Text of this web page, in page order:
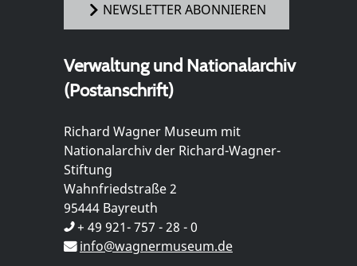
NEWSLETTER ABONNIEREN
Verwaltung und Nationalarchiv
(Postanschrift)
Richard Wagner Museum mit
Nationalarchiv der Richard-Wagner-
Stiftung
Wahnfriedstraße 2
95444 Bayreuth
+ 49 921- 757 - 28 - 0
info@wagnermuseum.de